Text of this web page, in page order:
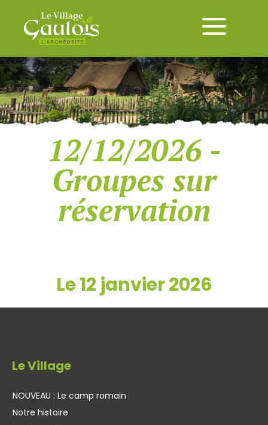
12/12/2026 -
Groupes sur
réservation
Le 12 janvier 2026
Le Village
NOUVEAU : Le camp romain
Notre histoire